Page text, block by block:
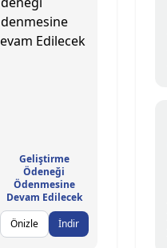
Geliştirme
Ödeneği
Ödenmesine
Devam Edilecek
Önizle
İndir